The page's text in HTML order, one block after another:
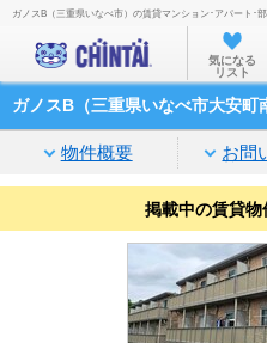
お部
ガノスB（三重県いなべ市）の賃貸マンション･アパート･
気になる
リスト
ガノスB（三重県いなべ市大安町
物件概要 お問
掲載中の賃貸物